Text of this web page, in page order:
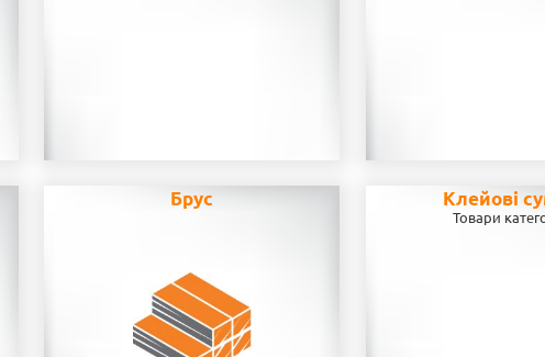
Брус Клейові
Товари